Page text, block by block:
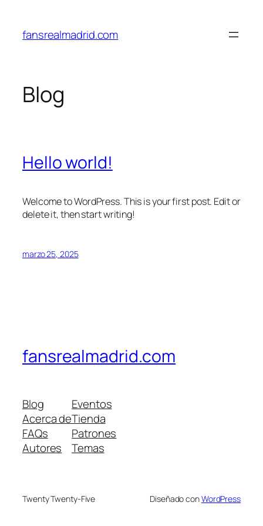
contenido
fansrealmadrid.com
Blog
Hello world!
Welcome to WordPress. This is your first post. Edit or
delete it, then start writing!
marzo 25, 2025
fansrealmadrid.com
Blog
Acerca de
FAQs
Autores
Eventos
Tienda
Patrones
Temas
Twenty Twenty-Five Diseñado conWordPress